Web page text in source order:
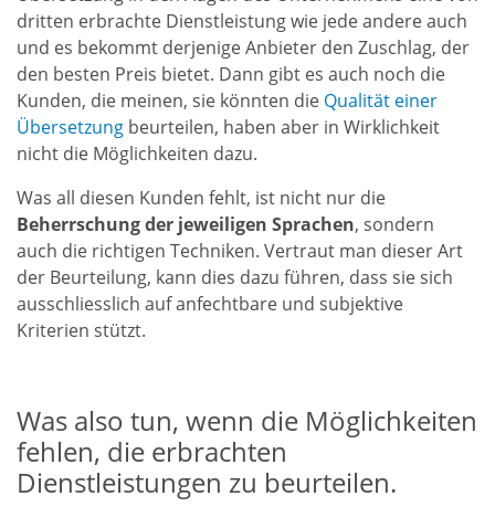
dritten erbrachte Dienstleistung wie jede andere auch
und es bekommt derjenige Anbieter den Zuschlag, der
den besten Preis bietet. Dann gibt es auch noch die
Kunden, die meinen, sie könnten die Qualität einer
Übersetzung beurteilen, haben aber in Wirklichkeit
nicht die Möglichkeiten dazu.
Was all diesen Kunden fehlt, ist nicht nur die
Beherrschung der jeweiligen Sprachen, sondern
auch die richtigen Techniken. Vertraut man dieser Art
der Beurteilung, kann dies dazu führen, dass sie sich
ausschliesslich auf anfechtbare und subjektive
Kriterien stützt.
Was also tun, wenn die Möglichkeiten
fehlen, die erbrachten
Dienstleistungen zu beurteilen.